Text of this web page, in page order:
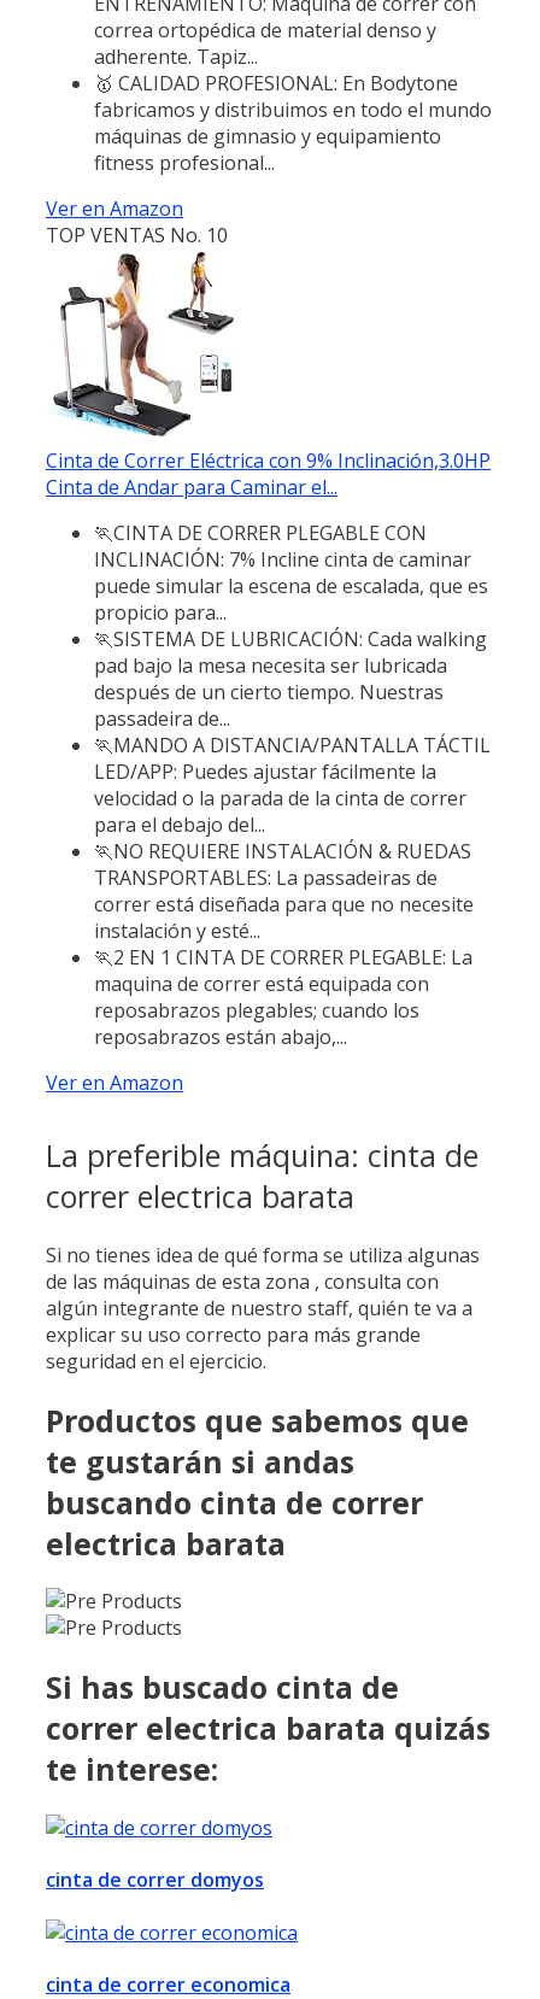
correa ortopédica de material denso y
adherente. Tapiz...
🥇 CALIDAD PROFESIONAL: En Bodytone
fabricamos y distribuimos en todo el mundo
máquinas de gimnasio y equipamiento
fitness profesional...
Ver en Amazon
TOP VENTAS No. 10
Cinta de Correr Eléctrica con 9% Inclinación,3.0HP
Cinta de Andar para Caminar el...
🏃CINTA DE CORRER PLEGABLE CON
INCLINACIÓN: 7% Incline cinta de caminar
puede simular la escena de escalada, que es
propicio para...
🏃SISTEMA DE LUBRICACIÓN: Cada walking
pad bajo la mesa necesita ser lubricada
después de un cierto tiempo. Nuestras
passadeira de...
🏃MANDO A DISTANCIA/PANTALLA TÁCTIL
LED/APP: Puedes ajustar fácilmente la
velocidad o la parada de la cinta de correr
para el debajo del...
🏃NO REQUIERE INSTALACIÓN & RUEDAS
TRANSPORTABLES: La passadeiras de
correr está diseñada para que no necesite
instalación y esté...
🏃2 EN 1 CINTA DE CORRER PLEGABLE: La
maquina de correr está equipada con
reposabrazos plegables; cuando los
reposabrazos están abajo,...
Ver en Amazon
La preferible máquina: cinta de
correr electrica barata
Si no tienes idea de qué forma se utiliza algunas
de las máquinas de esta zona , consulta con
algún integrante de nuestro staff, quién te va a
explicar su uso correcto para más grande
seguridad en el ejercicio.
Productos que sabemos que
te gustarán si andas
buscando cinta de correr
electrica barata
Si has buscado cinta de
correr electrica barata quizás
te interese:
cinta de correr domyos
cinta de correr economica